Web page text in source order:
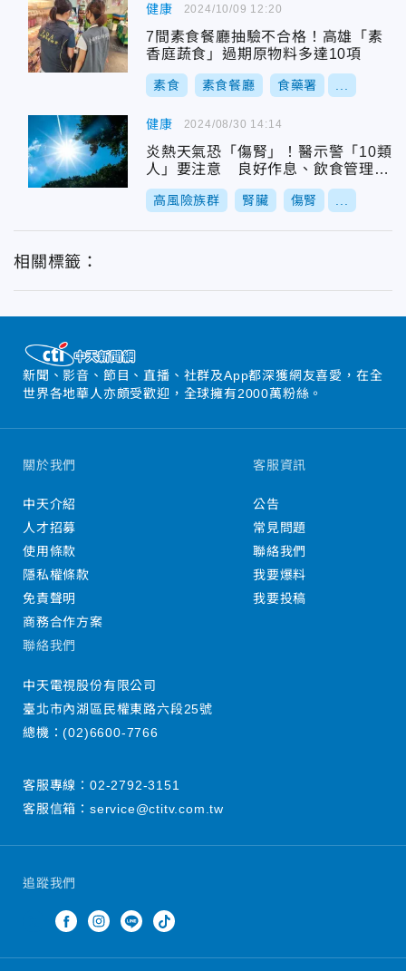
健康
7間素食餐廳抽驗不合格！高雄「素
香庭蔬食」過期原物料多達10項
素食 素食餐廳 食藥署
2024/10/09 12:20
健康
炎熱天氣恐「傷腎」！醫示警「10類
人」要注意 良好作息、飲食管理缺
一不可
高風險族群 腎臟 傷腎
2024/08/30 14:14
相關標籤：
新聞、影音、節目、直播、社群及App都深獲網友喜愛，在全
世界各地華人亦頗受歡迎，全球擁有2000萬粉絲。
追蹤我們
關於我們
中天介紹
人才招募
使用條款
隱私權條款
免責聲明
商務合作方案
客服資訊
公告
常見問題
聯絡我們
我要爆料
我要投稿
聯絡我們
中天電視股份有限公司
臺北市內湖區民權東路六段25號
總機：(02)6600-7766
客服專線： 02-2792-3151
客服信箱： service@ctitv.com.tw